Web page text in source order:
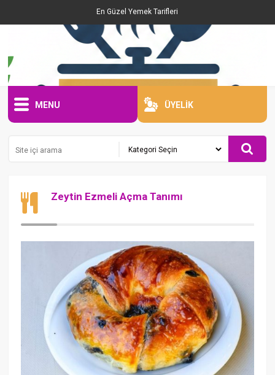
En Güzel Yemek Tarifleri
MENU ÜYELİK
Zeytin Ezmeli Açma Tanımı